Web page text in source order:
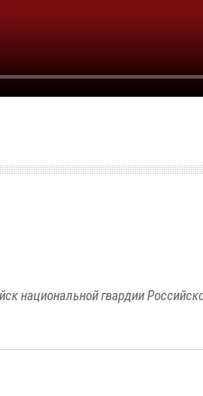
национальной гвардии